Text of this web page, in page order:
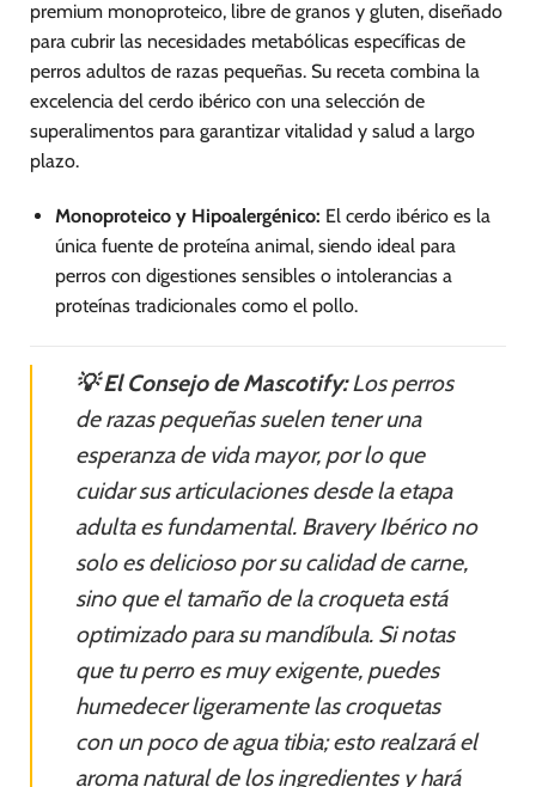
premium monoproteico, libre de granos y gluten, diseñado
para cubrir las necesidades metabólicas específicas de
perros adultos de razas pequeñas. Su receta combina la
excelencia del cerdo ibérico con una selección de
superalimentos para garantizar vitalidad y salud a largo
plazo.
Monoproteico y Hipoalergénico: El cerdo ibérico es la
única fuente de proteína animal, siendo ideal para
perros con digestiones sensibles o intolerancias a
proteínas tradicionales como el pollo.
💡 El Consejo de Mascotify:Los perros
de razas pequeñas suelen tener una
esperanza de vida mayor, por lo que
cuidar sus articulaciones desde la etapa
adulta es fundamental. Bravery Ibérico no
solo es delicioso por su calidad de carne,
sino que el tamaño de la croqueta está
optimizado para su mandíbula. Si notas
que tu perro es muy exigente, puedes
humedecer ligeramente las croquetas
con un poco de agua tibia; esto realzará el
aroma natural de los ingredientes y hará